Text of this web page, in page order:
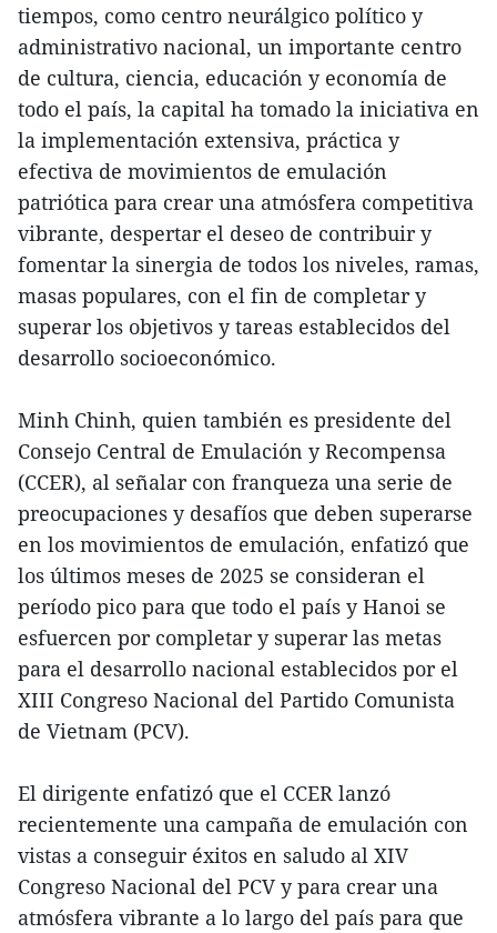
tiempos, como centro neurálgico político y
administrativo nacional, un importante centro
de cultura, ciencia, educación y economía de
todo el país, la capital ha tomado la iniciativa en
la implementación extensiva, práctica y
efectiva de movimientos de emulación
patriótica para crear una atmósfera competitiva
vibrante, despertar el deseo de contribuir y
fomentar la sinergia de todos los niveles, ramas,
masas populares, con el fin de completar y
superar los objetivos y tareas establecidos del
desarrollo socioeconómico.
Minh Chinh, quien también es presidente del
Consejo Central de Emulación y Recompensa
(CCER), al señalar con franqueza una serie de
preocupaciones y desafíos que deben superarse
en los movimientos de emulación, enfatizó que
los últimos meses de 2025 se consideran el
período pico para que todo el país y Hanoi se
esfuercen por completar y superar las metas
para el desarrollo nacional establecidos por el
XIII Congreso Nacional del Partido Comunista
de Vietnam (PCV).
El dirigente enfatizó que el CCER lanzó
recientemente una campaña de emulación con
vistas a conseguir éxitos en saludo al XIV
Congreso Nacional del PCV y para crear una
atmósfera vibrante a lo largo del país para que